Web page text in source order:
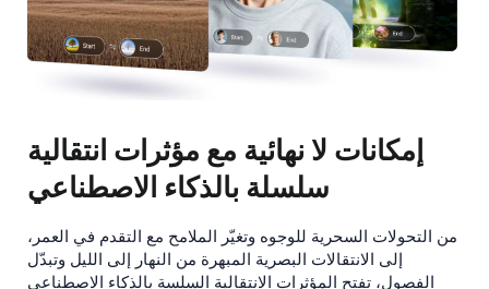
إمكانات لا نهائية مع مؤثرات انتقالية
سلسلة بالذكاء الاصطناعي
من التحولات السحرية للوجوه وتغيّر الملامح مع التقدم في العمر،
إلى الانتقالات البصرية المبهرة من النهار إلى الليل وتبدّل
الفصول، تفتح المؤثرات الانتقالية السلسة بالذكاء الاصطناعي